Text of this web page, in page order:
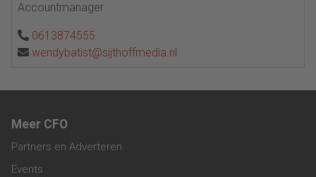
Accountmanager
0613874555
wendybatist@sijthoffmedia.nl
Meer CFO
Partners en Adverteren
Events